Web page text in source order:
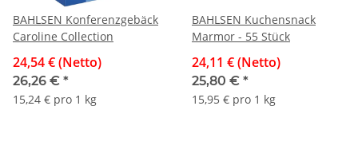
BAHLSEN Konferenzgebäck
Caroline Collection
24,54 € (Netto)
26,26 € *
15,24 € pro 1 kg
BAHLSEN Kuchensnack
Marmor - 55 Stück
24,11 € (Netto)
25,80 € *
15,95 € pro 1 kg